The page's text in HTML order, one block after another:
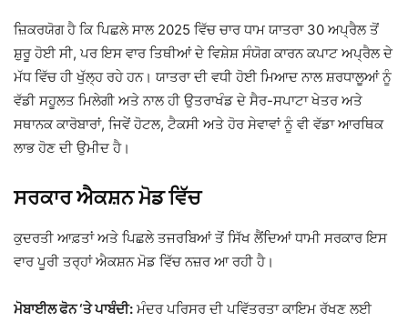
ਜ਼ਿਕਰਯੋਗ ਹੈ ਕਿ ਪਿਛਲੇ ਸਾਲ 2025 ਵਿੱਚ ਚਾਰ ਧਾਮ ਯਾਤਰਾ 30 ਅਪ੍ਰੈਲ ਤੋਂ
ਸ਼ੁਰੂ ਹੋਈ ਸੀ, ਪਰ ਇਸ ਵਾਰ ਤਿਥੀਆਂ ਦੇ ਵਿਸ਼ੇਸ਼ ਸੰਯੋਗ ਕਾਰਨ ਕਪਾਟ ਅਪ੍ਰੈਲ ਦੇ
ਮੱਧ ਵਿੱਚ ਹੀ ਖੁੱਲ੍ਹ ਰਹੇ ਹਨ। ਯਾਤਰਾ ਦੀ ਵਧੀ ਹੋਈ ਮਿਆਦ ਨਾਲ ਸ਼ਰਧਾਲੂਆਂ ਨੂੰ
ਵੱਡੀ ਸਹੂਲਤ ਮਿਲੇਗੀ ਅਤੇ ਨਾਲ ਹੀ ਉਤਰਾਖੰਡ ਦੇ ਸੈਰ-ਸਪਾਟਾ ਖੇਤਰ ਅਤੇ
ਸਥਾਨਕ ਕਾਰੋਬਾਰਾਂ, ਜਿਵੇਂ ਹੋਟਲ, ਟੈਕਸੀ ਅਤੇ ਹੋਰ ਸੇਵਾਵਾਂ ਨੂੰ ਵੀ ਵੱਡਾ ਆਰਥਿਕ
ਲਾਭ ਹੋਣ ਦੀ ਉਮੀਦ ਹੈ।
ਸਰਕਾਰ ਐਕਸ਼ਨ ਮੋਡ ਵਿੱਚ
ਕੁਦਰਤੀ ਆਫ਼ਤਾਂ ਅਤੇ ਪਿਛਲੇ ਤਜਰਬਿਆਂ ਤੋਂ ਸਿੱਖ ਲੈਂਦਿਆਂ ਧਾਮੀ ਸਰਕਾਰ ਇਸ
ਵਾਰ ਪੂਰੀ ਤਰ੍ਹਾਂ ਐਕਸ਼ਨ ਮੋਡ ਵਿੱਚ ਨਜ਼ਰ ਆ ਰਹੀ ਹੈ।
ਮੋਬਾਈਲ ਫੋਨ ‘ਤੇ ਪਾਬੰਦੀ: ਮੰਦਰ ਪਰਿਸਰ ਦੀ ਪਵਿੱਤਰਤਾ ਕਾਇਮ ਰੱਖਣ ਲਈ